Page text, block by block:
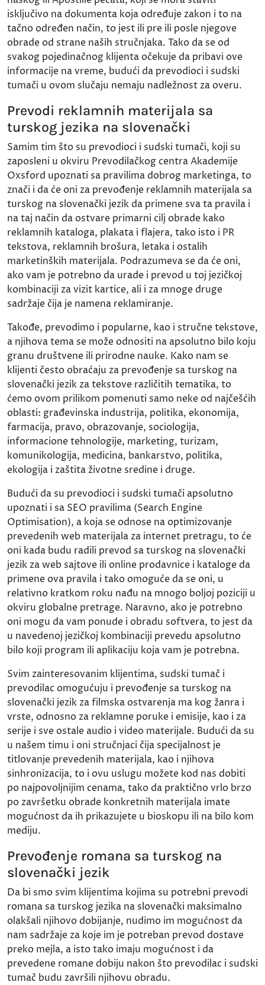
isključivo na dokumenta koja određuje zakon i to na
tačno određen način, to jest ili pre ili posle njegove
obrade od strane naših stručnjaka. Tako da se od
svakog pojedinačnog klijenta očekuje da pribavi ove
informacije na vreme, budući da prevodioci i sudski
tumači u ovom slučaju nemaju nadležnost za overu.
Prevodi reklamnih materijala sa
turskog jezika na slovenački
Samim tim što su prevodioci i sudski tumači, koji su
zaposleni u okviru Prevodilačkog centra Akademije
Oxsford upoznati sa pravilima dobrog marketinga, to
znači i da će oni za prevođenje reklamnih materijala sa
turskog na slovenački jezik da primene sva ta pravila i
na taj način da ostvare primarni cilj obrade kako
reklamnih kataloga, plakata i flajera, tako isto i PR
tekstova, reklamnih brošura, letaka i ostalih
marketinških materijala. Podrazumeva se da će oni,
ako vam je potrebno da urade i prevod u toj jezičkoj
kombinaciji za vizit kartice, ali i za mnoge druge
sadržaje čija je namena reklamiranje.
Takođe, prevodimo i popularne, kao i stručne tekstove,
a njihova tema se može odnositi na apsolutno bilo koju
granu društvene ili prirodne nauke. Kako nam se
klijenti često obraćaju za prevođenje sa turskog na
slovenački jezik za tekstove različitih tematika, to
ćemo ovom prilikom pomenuti samo neke od najčešćih
oblasti: građevinska industrija, politika, ekonomija,
farmacija, pravo, obrazovanje, sociologija,
informacione tehnologije, marketing, turizam,
komunikologija, medicina, bankarstvo, politika,
ekologija i zaštita životne sredine i druge.
Budući da su prevodioci i sudski tumači apsolutno
upoznati i sa SEO pravilima (Search Engine
Optimisation), a koja se odnose na optimizovanje
prevedenih web materijala za internet pretragu, to će
oni kada budu radili prevod sa turskog na slovenački
jezik za web sajtove ili online prodavnice i kataloge da
primene ova pravila i tako omoguće da se oni, u
relativno kratkom roku nađu na mnogo boljoj poziciji u
okviru globalne pretrage. Naravno, ako je potrebno
oni mogu da vam ponude i obradu softvera, to jest da
u navedenoj jezičkoj kombinaciji prevedu apsolutno
bilo koji program ili aplikaciju koja vam je potrebna.
Svim zainteresovanim klijentima, sudski tumač i
prevodilac omogućuju i prevođenje sa turskog na
slovenački jezik za filmska ostvarenja ma kog žanra i
vrste, odnosno za reklamne poruke i emisije, kao i za
serije i sve ostale audio i video materijale. Budući da su
u našem timu i oni stručnjaci čija specijalnost je
titlovanje prevedenih materijala, kao i njihova
sinhronizacija, to i ovu uslugu možete kod nas dobiti
po najpovoljnijim cenama, tako da praktično vrlo brzo
po završetku obrade konkretnih materijala imate
mogućnost da ih prikazujete u bioskopu ili na bilo kom
mediju.
Prevođenje romana sa turskog na
slovenački jezik
Da bi smo svim klijentima kojima su potrebni prevodi
romana sa turskog jezika na slovenački maksimalno
olakšali njihovo dobijanje, nudimo im mogućnost da
nam sadržaje za koje im je potreban prevod dostave
preko mejla, a isto tako imaju mogućnost i da
prevedene romane dobiju nakon što prevodilac i sudski
tumač budu završili njihovu obradu.